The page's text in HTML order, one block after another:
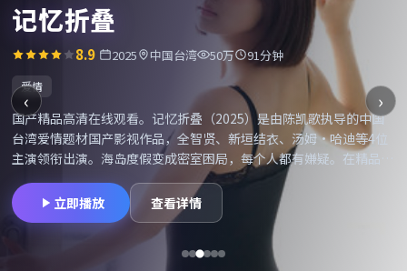
记忆折叠
8.9 2025 中国台湾 50万 91分钟
爱情
国产精品高清在线观看。记忆折叠（2025）是由陈凯歌执导的中国
台湾爱情题材国产影视作品，全智贤、新垣结衣、汤姆·哈迪等4位
主演领衔出演。海岛度假变成密室困局，每个人都有嫌疑。在精品高
清网可搜索「记忆折叠在线观看」「记忆折叠高清」并享受国产精品
高清在线观看，同类型爱情国产片持续更新。摄影与配乐备受好评，
适合喜欢院线质感的观众。
立即播放 查看详情
‹ ›